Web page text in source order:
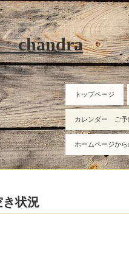
chandra
トップページ
カレンダー ご予
ホームページか
状況